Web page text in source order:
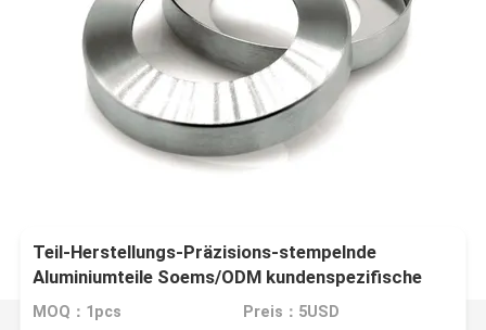
Teil-Herstellungs-Präzisions-stempelnde
Aluminiumteile Soems/ODM kundenspezifische
Metall
MOQ：1pcs Preis：5USD